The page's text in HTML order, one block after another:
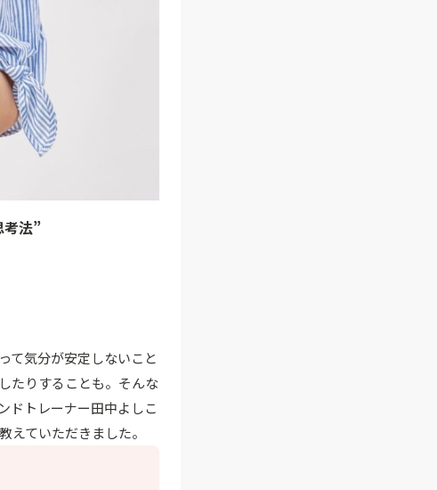
考法”
て気分が安定しないこと
たりすることも。そんな
ドトレーナー田中よしこ
ていただきました。